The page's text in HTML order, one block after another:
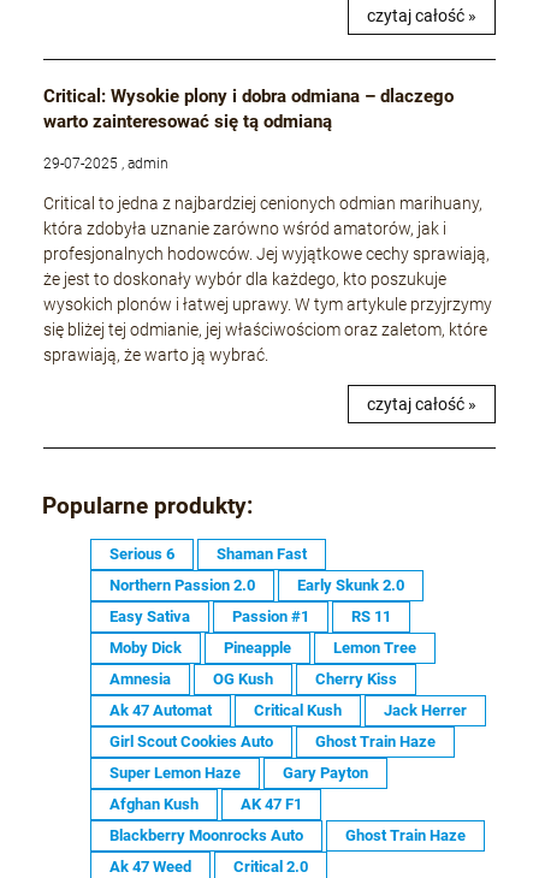
czytaj całość »
Critical: Wysokie plony i dobra odmiana – dlaczego
warto zainteresować się tą odmianą
29-07-2025 , admin
Critical to jedna z najbardziej cenionych odmian marihuany,
która zdobyła uznanie zarówno wśród amatorów, jak i
profesjonalnych hodowców. Jej wyjątkowe cechy sprawiają,
że jest to doskonały wybór dla każdego, kto poszukuje
wysokich plonów i łatwej uprawy. W tym artykule przyjrzymy
się bliżej tej odmianie, jej właściwościom oraz zaletom, które
sprawiają, że warto ją wybrać.
czytaj całość »
Popularne produkty:
Serious 6
Shaman Fast
Northern Passion 2.0
Early Skunk 2.0
Easy Sativa
Passion #1
RS 11
Moby Dick
Pineapple
Lemon Tree
Amnesia
OG Kush
Cherry Kiss
Ak 47 Automat
Critical Kush
Jack Herrer
Girl Scout Cookies Auto
Ghost Train Haze
Super Lemon Haze
Gary Payton
Afghan Kush
AK 47 F1
Blackberry Moonrocks Auto
Ghost Train Haze
Ak 47 Weed
Critical 2.0